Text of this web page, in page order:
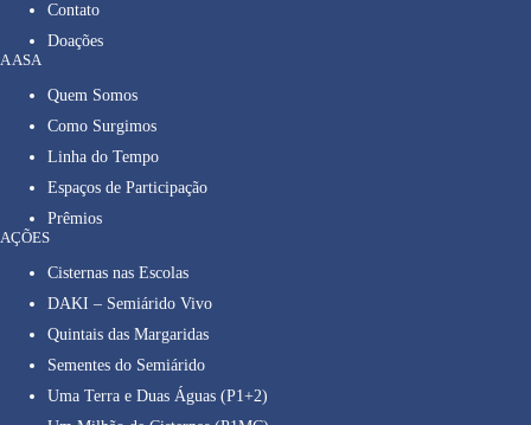
Contato
Doações
A ASA
Quem Somos
Como Surgimos
Linha do Tempo
Espaços de Participação
Prêmios
AÇÕES
Cisternas nas Escolas
DAKI – Semiárido Vivo
Quintais das Margaridas
Sementes do Semiárido
Uma Terra e Duas Águas (P1+2)